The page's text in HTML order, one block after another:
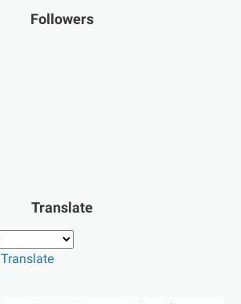
Followers
Translate
Translate